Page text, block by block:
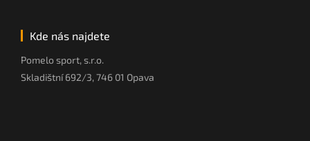
Kde nás najdete
Pomelo sport, s.r.o.
Skladištní 692/3, 746 01 Opava